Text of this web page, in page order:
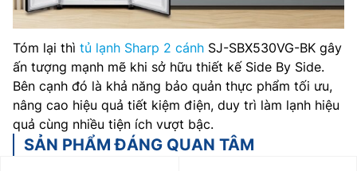
Tóm lại thì tủ lạnh Sharp 2 cánh SJ-SBX530VG-BK gây
ấn tượng mạnh mẽ khi sở hữu thiết kế Side By Side.
Bên cạnh đó là khả năng bảo quản thực phẩm tối ưu,
nâng cao hiệu quả tiết kiệm điện, duy trì làm lạnh hiệu
quả cùng nhiều tiện ích vượt bậc.
SẢN PHẨM ĐÁNG QUAN TÂM